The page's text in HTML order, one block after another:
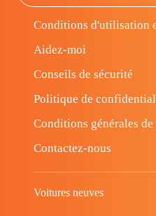
Conditions d'utilisation
Aidez-moi
Conseils de sécurité
Politique de
Conditions générales de
Contactez-nous
Voitures neuves